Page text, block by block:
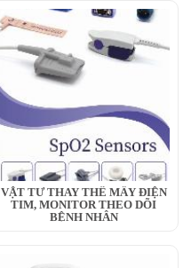
VẬT TƯ THAY THẾ MÂY ĐIỆN
TIM, MONITOR THEO DÕI
BỆNH NHÂN